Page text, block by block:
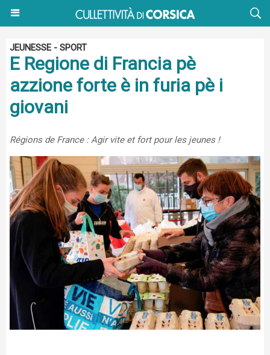
JEUNESSE - SPORT
E Regione di Francia pè
azzione forte è in furia pè i
giovani
Régions de France : Agir vite et fort pour les jeunes !